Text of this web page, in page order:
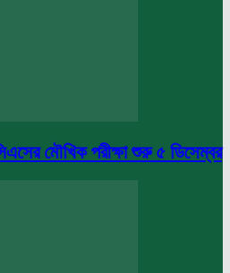
মৌখিক পরীক্ষা শুরু ৫ ডিসেম্বর